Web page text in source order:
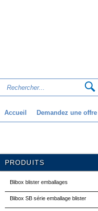
Accueil Demandez une offre
PRODUITS
Blibox blister emballages
Blibox SB série emballage blister